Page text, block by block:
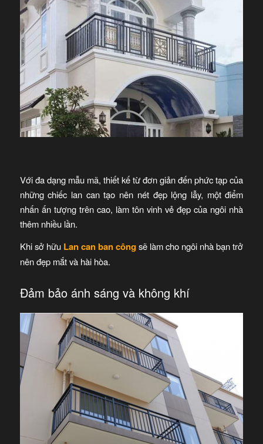
Với đa dạng mẫu mã, thiết kế từ đơn giản đến phức tạp của
những chiếc lan can tạo nên nét đẹp lộng lẫy, một điểm
nhấn ấn tượng trên cao, làm tôn vinh vẻ đẹp của ngôi nhà
thêm nhiều lần.
Khi sở hữu Lan can ban côngsẽ làm cho ngôi nhà bạn trở
nên đẹp mắt và hài hòa.
Đảm bảo ánh sáng và không khí